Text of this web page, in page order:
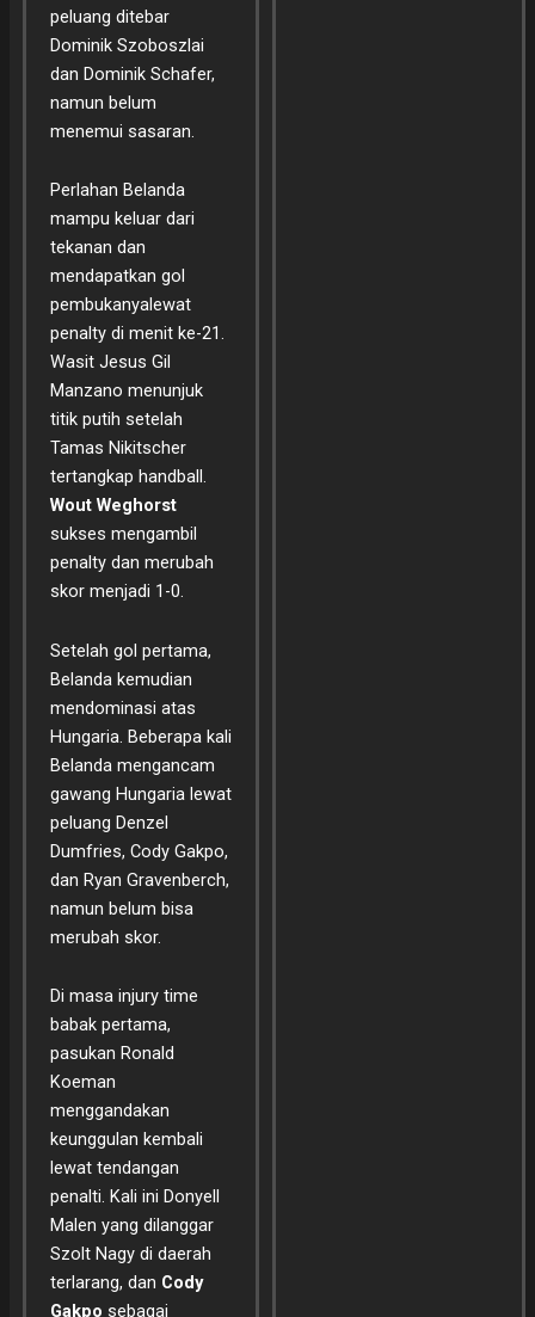
peluang ditebar
Dominik Szoboszlai
dan Dominik Schafer,
namun belum
menemui sasaran.
Perlahan Belanda
mampu keluar dari
tekanan dan
mendapatkan gol
pembukanyalewat
penalty di menit ke-21.
Wasit Jesus Gil
Manzano menunjuk
titik putih setelah
Tamas Nikitscher
tertangkap handball.
Wout Weghorst
sukses mengambil
penalty dan merubah
skor menjadi 1-0.
Setelah gol pertama,
Belanda kemudian
mendominasi atas
Hungaria. Beberapa kali
Belanda mengancam
gawang Hungaria lewat
peluang Denzel
Dumfries, Cody Gakpo,
dan Ryan Gravenberch,
namun belum bisa
merubah skor.
Di masa injury time
babak pertama,
pasukan Ronald
Koeman
menggandakan
keunggulan kembali
lewat tendangan
penalti. Kali ini Donyell
Malen yang dilanggar
Szolt Nagy di daerah
terlarang, dan Cody
Gakpo sebagai